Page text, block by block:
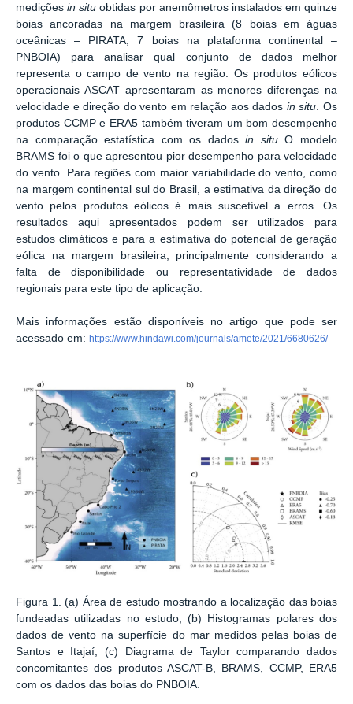
mediçõesin situ obtidas por anemômetros instalados em quinze
boias ancoradas na margem brasileira (8 boias em águas
oceânicas – PIRATA; 7 boias na plataforma continental –
PNBOIA) para analisar qual conjunto de dados melhor
representa o campo de vento na região. Os produtos eólicos
operacionais ASCAT apresentaram as menores diferenças na
velocidade e direção do vento em relação aos dados in situ . Os
produtos CCMP e ERA5 também tiveram um bom desempenho
na comparação estatística com os dadosin situO modelo
BRAMS foi o que apresentou pior desempenho para velocidade
do vento. Para regiões com maior variabilidade do vento, como
na margem continental sul do Brasil, a estimativa da direção do
vento pelos produtos eólicos é mais suscetível a erros. Os
resultados aqui apresentados podem ser utilizados para
estudos climáticos e para a estimativa do potencial de geração
eólica na margem brasileira, principalmente considerando a
falta de disponibilidade ou representatividade de dados
regionais para este tipo de aplicação.
Mais informações estão disponíveis no artigo que pode ser
acessado em: https://www.hindawi.com/journals/amete/2021/6680626/
Figura 1. (a) Área de estudo mostrando a localização das boias
fundeadas utilizadas no estudo; (b) Histogramas polares dos
dados de vento na superfície do mar medidos pelas boias de
Santos e Itajaí; (c) Diagrama de Taylor comparando dados
concomitantes dos produtos ASCAT-B, BRAMS, CCMP, ERA5
com os dados das boias do PNBOIA.